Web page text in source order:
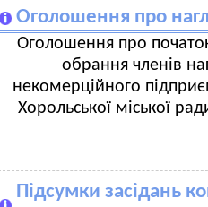
Оголошення про
Оголошення про
обрання членів
некомерційного
Хорольської міської
Підсумки засідань